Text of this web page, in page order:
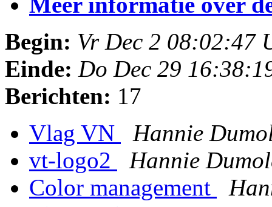
Begin: Vr Dec 2 08:02:47
Einde: Do Dec 29
Berichten: 17
Vlag VN
Hannie
vt-logo2
Hannie
Color management